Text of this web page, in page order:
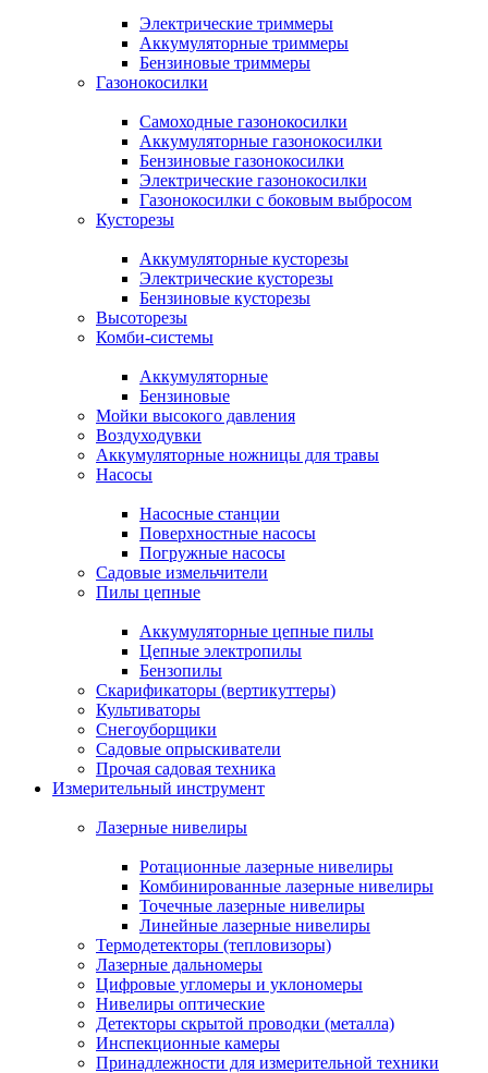
Электрические триммеры
Аккумуляторные триммеры
Бензиновые триммеры
Газонокосилки
Самоходные газонокосилки
Аккумуляторные газонокосилки
Бензиновые газонокосилки
Электрические газонокосилки
Газонокосилки с боковым выбросом
Кусторезы
Аккумуляторные кусторезы
Электрические кусторезы
Бензиновые кусторезы
Высоторезы
Комби-системы
Аккумуляторные
Бензиновые
Мойки высокого давления
Воздуходувки
Аккумуляторные ножницы для травы
Насосы
Насосные станции
Поверхностные насосы
Погружные насосы
Садовые измельчители
Пилы цепные
Аккумуляторные цепные пилы
Цепные электропилы
Бензопилы
Скарификаторы (вертикуттеры)
Культиваторы
Снегоуборщики
Садовые опрыскиватели
Прочая садовая техника
Измерительный инструмент
Лазерные нивелиры
Ротационные лазерные нивелиры
Комбинированные лазерные нивелиры
Точечные лазерные нивелиры
Линейные лазерные нивелиры
Термодетекторы (тепловизоры)
Лазерные дальномеры
Цифровые угломеры и уклономеры
Нивелиры оптические
Детекторы скрытой проводки (металла)
Инспекционные камеры
Принадлежности для измерительной техники